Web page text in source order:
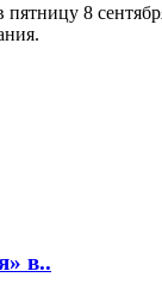
8
в..